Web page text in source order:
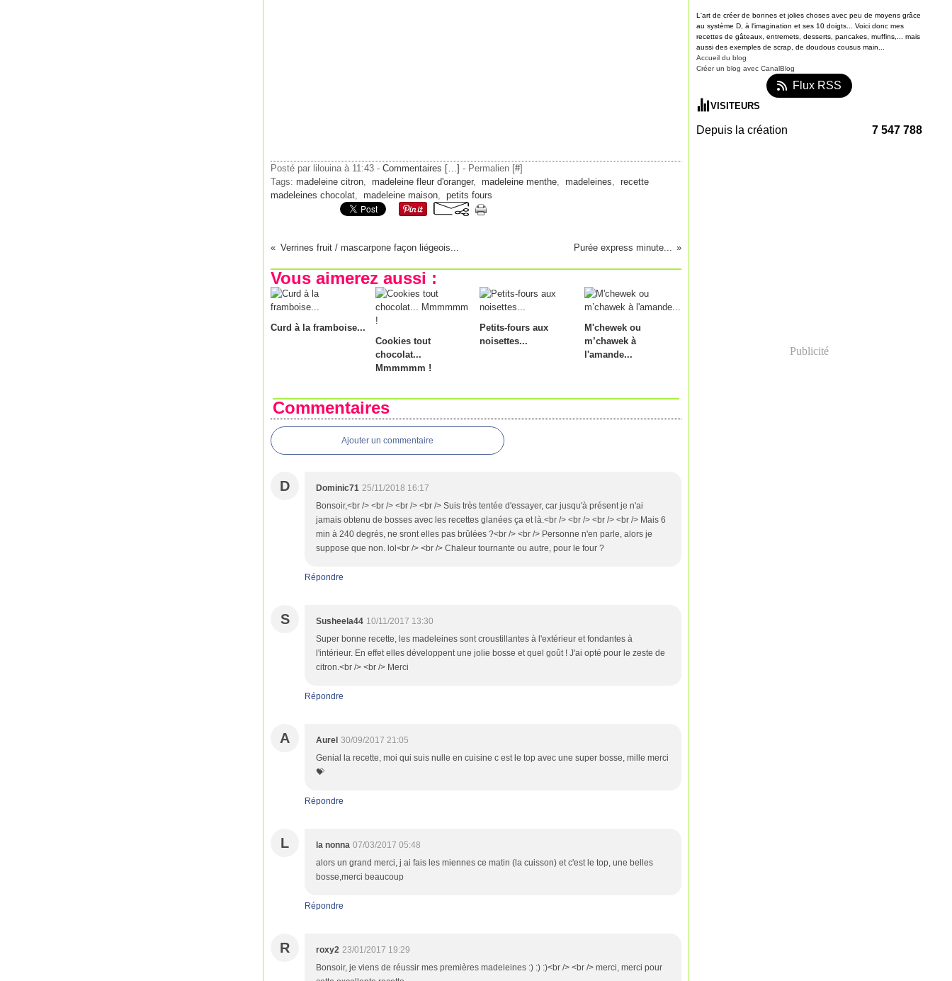
Posté par lilouina à 11:43 - Commentaires […] - Permalien [#]
Tags: madeleine citron, madeleine fleur d'oranger, madeleine menthe, madeleines, recette
madeleines chocolat, madeleine maison, petits fours
Verrines fruit / mascarpone façon liégeois... Purée express minute...
Vous aimerez aussi :
Curd à la framboise...
Cookies tout
chocolat...
Mmmmmm !
Petits-fours aux
noisettes...
M'chewek ou
m’chawek à
l'amande...
Commentaires
Ajouter un commentaire
D Dominic71 25/11/2018 16:17
Bonsoir,<br /> <br /> <br /> <br /> Suis très tentée d'essayer, car jusqu'à présent je n'ai
jamais obtenu de bosses avec les recettes glanées ça et là.<br /> <br /> <br /> <br /> Mais 6
min à 240 degrés, ne sront elles pas brûlées ?<br /> <br /> Personne n'en parle, alors je
suppose que non. lol<br /> <br /> Chaleur tournante ou autre, pour le four ?
Répondre
S Susheela44 10/11/2017 13:30
Super bonne recette, les madeleines sont croustillantes à l'extérieur et fondantes à
l'intérieur. En effet elles développent une jolie bosse et quel goût ! J'ai opté pour le zeste de
citron.<br /> <br /> Merci
Répondre
A Aurel 30/09/2017 21:05
Genial la recette, moi qui suis nulle en cuisine c est le top avec une super bosse, mille merci
💝
Répondre
L la nonna 07/03/2017 05:48
alors un grand merci, j ai fais les miennes ce matin (la cuisson) et c'est le top, une belles
bosse,merci beaucoup
Répondre
R roxy2 23/01/2017 19:29
Bonsoir, je viens de réussir mes premières madeleines :) :) :)<br /> <br /> merci, merci pour
L'art de créer de bonnes et jolies choses avec peu de moyens grâce
au système D, à l'imagination et ses 10 doigts... Voici donc mes
recettes de gâteaux, entremets, desserts, pancakes, muffins,... mais
aussi des exemples de scrap, de doudous cousus main...
Accueil du blog
Créer un blog avec CanalBlog
Flux RSS
VISITEURS
Depuis la création 7 547 788
Publicité